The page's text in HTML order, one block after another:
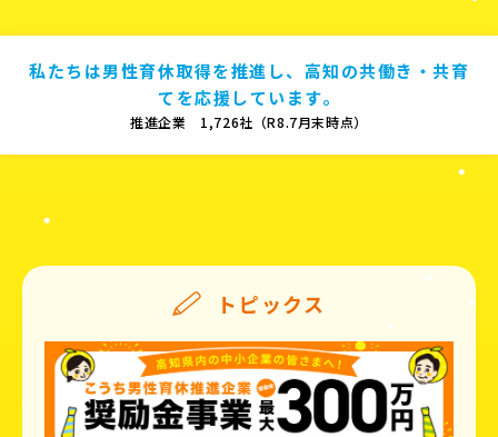
私たちは男性育休取得を推進し、高知の共働き・共育
てを応援しています。
推進企業 1,726社（R8.7月末時点）
トピックス